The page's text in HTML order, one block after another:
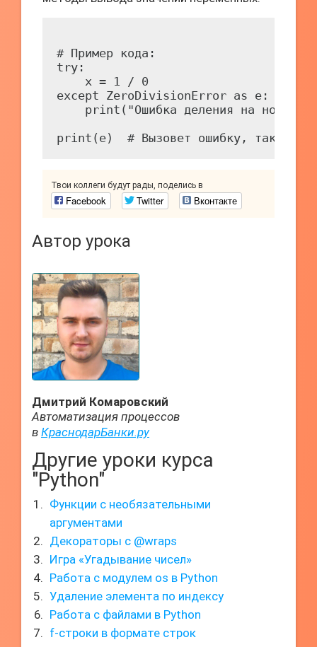
# Пример кода:
try:
    x = 1 / 0
except ZeroDivisionError as e:
print("Ошибка деления на ноль:",
Твои коллеги будут рады, поделись в
Facebook Twitter Вконтакте
Автор урока
Дмитрий Комаровский
Автоматизация процессов
в КраснодарБанки.ру
Другие уроки курса
"Python"
Функции с необязательными
аргументами
Декораторы с @wraps
Игра «Угадывание чисел»
Работа с модулем os в Python
Удаление элемента по индексу
Работа с файлами в Python
f-строки в формате строк